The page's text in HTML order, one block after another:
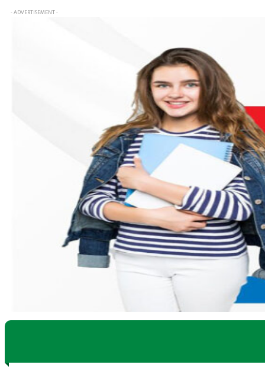
- ADVERTISEMENT -